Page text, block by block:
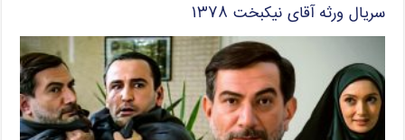
سریال ورثه آقای نیکبخت ۱۳۷۸